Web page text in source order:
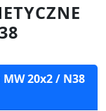
20x2 / N38